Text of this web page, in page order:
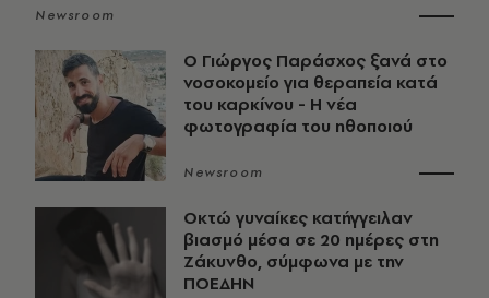
Newsroom
O Γιώργος Παράσχος ξανά στο
νοσοκομείο για θεραπεία κατά
του καρκίνου - Η νέα
φωτογραφία του ηθοποιού
Newsroom
Οκτώ γυναίκες κατήγγειλαν
βιασμό μέσα σε 20 ημέρες στη
Ζάκυνθο, σύμφωνα με την
ΠΟΕΔΗΝ